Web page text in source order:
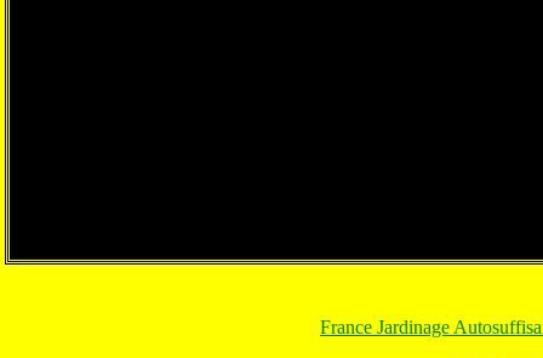
France Jardinage